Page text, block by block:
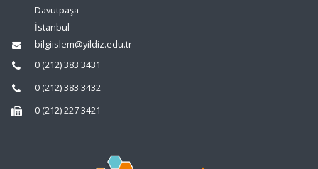
Davutpaşa
İstanbul
bilgiislem@yildiz.edu.tr
0 (212) 383 3431
0 (212) 383 3432
0 (212) 227 3421